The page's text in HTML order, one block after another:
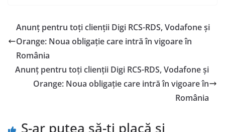
Anunț pentru toți clienții Digi RCS-RDS, Vodafone și
Orange: Noua obligație care intră în vigoare în
România
Anunț pentru toți clienții Digi RCS-RDS, Vodafone și
Orange: Noua obligație care intră în vigoare în
România
S-ar putea să-ți placă și